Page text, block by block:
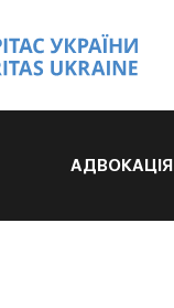
АДВОКАЦІЯ